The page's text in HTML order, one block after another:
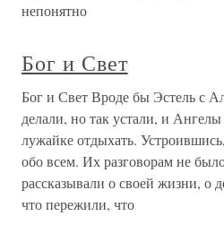
непонятно
Бог и Свет
Бог и Свет Вроде бы Эстель с
делали, но так устали, и
лужайке отдыхать.
обо всем. Их разговорам не
рассказывали о своей жизни, о
что пережили, что